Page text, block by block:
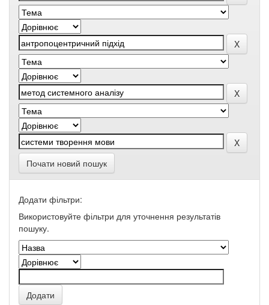
Почати новий пошук
Додати фільтри:
Використовуйте фільтри для уточнення результатів
пошуку.